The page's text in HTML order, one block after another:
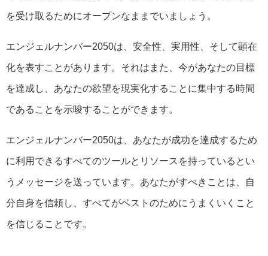
を受け取るためにオープンなままでいましょう。
エンジェルナンバー2050は、安全性、実用性、そして顕在
化を表すことがあります。それはまた、今があなたの目標
を達成し、あなたの欲望を現実化することに集中する時間
であることを示唆することができます。
エンジェルナンバー2050は、あなたが成功を達成するため
に利用できるすべてのツールとリソースを持っているとい
うメッセージを送っています。あなたがすべきことは、自
分自身を信頼し、すべてがベストのためにうまくいくこと
を信じることです。